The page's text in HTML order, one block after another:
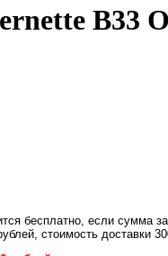
B33
бесплатно, если сумма
стоимость доставки